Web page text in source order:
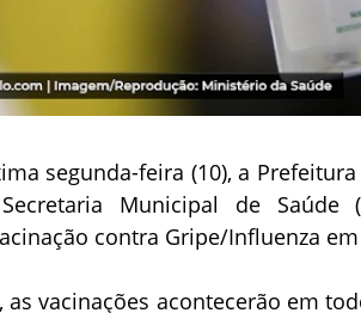
segunda-feira (10), a
Municipal de Saúde
contra Gripe/Influenza
as vacinações acontecerão em